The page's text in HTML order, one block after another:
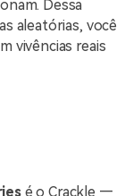
Dessa
aleatórias, você
vivências reais
é o Crackle —